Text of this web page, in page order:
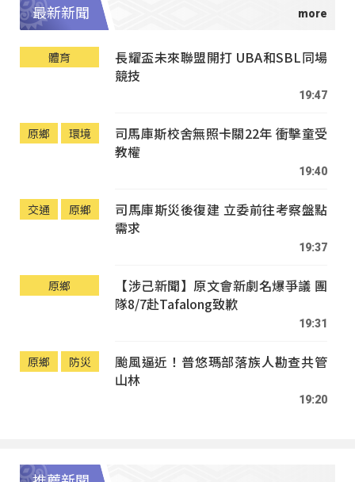
最新新聞
體育
長耀盃未來聯盟開打 UBA和SBL同場
競技
19:47
原鄉 環境
司馬庫斯校舍無照卡關22年 衝擊童受
教權
19:40
交通 原鄉
司馬庫斯災後復建 立委前往考察盤點
需求
19:37
原鄉
【涉己新聞】原文會新劇名爆爭議 團
隊8/7赴Tafalong致歉
19:31
原鄉 防災
颱風逼近！普悠瑪部落族人勘查共管
山林
19:20